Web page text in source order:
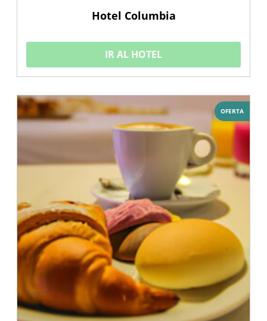
Hotel Columbia
IR AL HOTEL
OFERTA